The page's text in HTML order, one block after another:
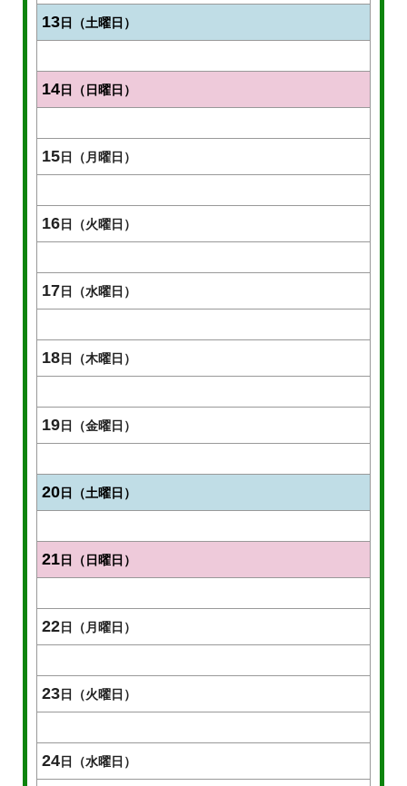
13日（土曜日）
14日（日曜日）
15日（月曜日）
16日（火曜日）
17日（水曜日）
18日（木曜日）
19日（金曜日）
20日（土曜日）
21日（日曜日）
22日（月曜日）
23日（火曜日）
24日（水曜日）